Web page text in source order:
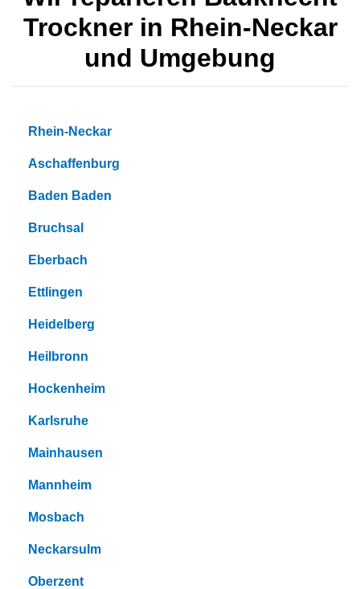
Trockner in Rhein-Neckar
und Umgebung
Rhein-Neckar
Aschaffenburg
Baden Baden
Bruchsal
Eberbach
Ettlingen
Heidelberg
Heilbronn
Hockenheim
Karlsruhe
Mainhausen
Mannheim
Mosbach
Neckarsulm
Oberzent